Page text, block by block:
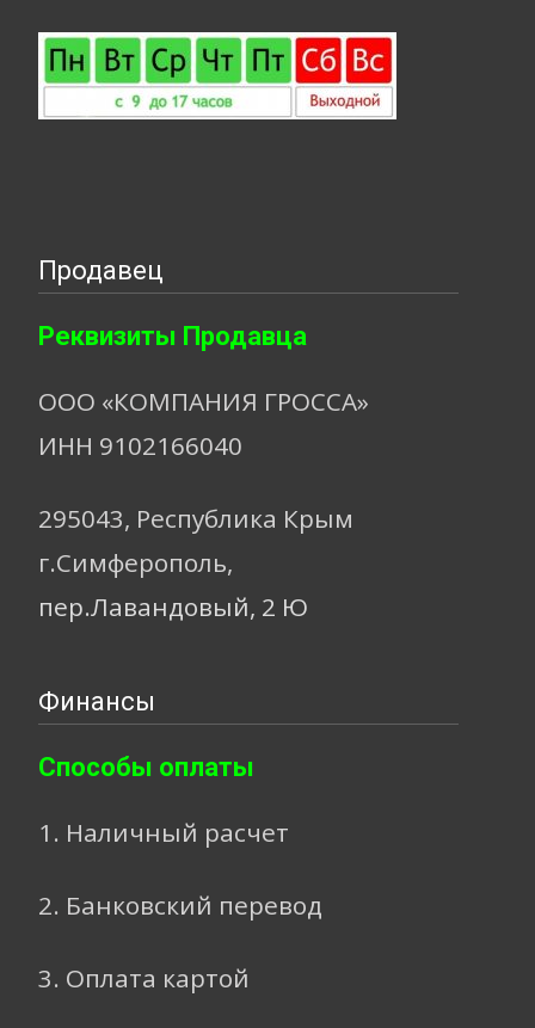
Продавец
Реквизиты Продавца
ООО «КОМПАНИЯ ГРОССА»
ИНН 9102166040
295043, Республика Крым
г.Симферополь,
пер.Лавандовый, 2 Ю
Финансы
Способы оплаты
1. Наличный расчет
2. Банковский перевод
3. Оплата картой